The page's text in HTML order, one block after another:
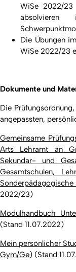
WiSe 2022/23
Die Übungen
WiSe 2022/23
Dokumente und
Die
angepassten,
Gemeinsame
Arts Lehramt an
Sekundar- und
Gesamtschulen,
2022/23)
Modulhandbuch
(Stand 11.07.2022)
Mein persönlicher
Gym/Ge) (Stand